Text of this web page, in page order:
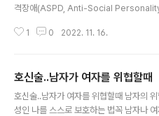
격장애(ASPD, Anti-Social
회성 성격장애 > 소시오패스(ASPD,
하위 개념으로 사이코패스와 소시오패스
있습니다. DSM은 원래 전쟁에 참여할 수
별하기 위하여 집필되었습니다. ASPD의
1 0 2022. 11. 16.
호신술..남자가 여자를 위협할때
호신술..남자가 여자를 위협할때 남자의
성인 나를 스스로 보호하는 법꼭 남자나